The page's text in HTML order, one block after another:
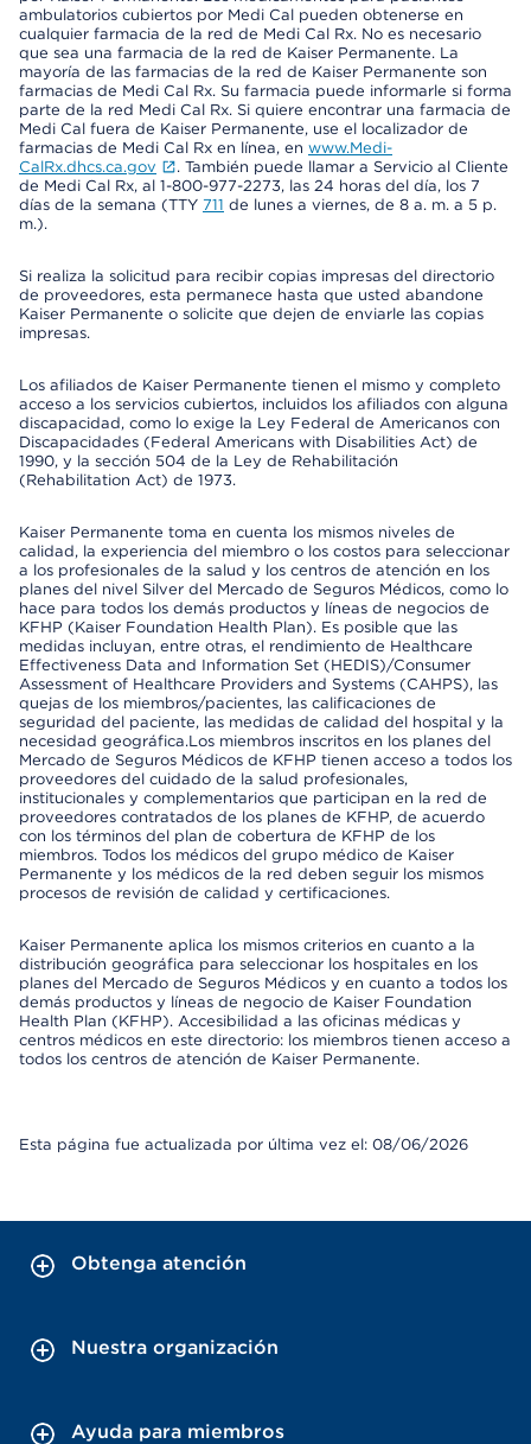
ambulatorios cubiertos por Medi Cal pueden obtenerse en
cualquier farmacia de la red de Medi Cal Rx. No es necesario
que sea una farmacia de la red de Kaiser Permanente. La
mayoría de las farmacias de la red de Kaiser Permanente son
farmacias de Medi Cal Rx. Su farmacia puede informarle si forma
parte de la red Medi Cal Rx. Si quiere encontrar una farmacia de
Medi Cal fuera de Kaiser Permanente, use el localizador de
farmacias de Medi Cal Rx en línea, en www.Medi-
CalRx.dhcs.ca.gov
. También puede llamar a Servicio al Cliente
de Medi Cal Rx, al 1-800-977-2273, las 24 horas del día, los 7
días de la semana (TTY 711 de lunes a viernes, de 8 a. m. a 5 p.
m.).
Si realiza la solicitud para recibir copias impresas del directorio
de proveedores, esta permanece hasta que usted abandone
Kaiser Permanente o solicite que dejen de enviarle las copias
impresas.
Los afiliados de Kaiser Permanente tienen el mismo y completo
acceso a los servicios cubiertos, incluidos los afiliados con alguna
discapacidad, como lo exige la Ley Federal de Americanos con
Discapacidades (Federal Americans with Disabilities Act) de
1990, y la sección 504 de la Ley de Rehabilitación
(Rehabilitation Act) de 1973.
Kaiser Permanente toma en cuenta los mismos niveles de
calidad, la experiencia del miembro o los costos para seleccionar
a los profesionales de la salud y los centros de atención en los
planes del nivel Silver del Mercado de Seguros Médicos, como lo
hace para todos los demás productos y líneas de negocios de
KFHP (Kaiser Foundation Health Plan). Es posible que las
medidas incluyan, entre otras, el rendimiento de Healthcare
Effectiveness Data and Information Set (HEDIS)/Consumer
Assessment of Healthcare Providers and Systems (CAHPS), las
quejas de los miembros/pacientes, las calificaciones de
seguridad del paciente, las medidas de calidad del hospital y la
necesidad geográfica.Los miembros inscritos en los planes del
Mercado de Seguros Médicos de KFHP tienen acceso a todos los
proveedores del cuidado de la salud profesionales,
institucionales y complementarios que participan en la red de
proveedores contratados de los planes de KFHP, de acuerdo
con los términos del plan de cobertura de KFHP de los
miembros. Todos los médicos del grupo médico de Kaiser
Permanente y los médicos de la red deben seguir los mismos
procesos de revisión de calidad y certificaciones.
Kaiser Permanente aplica los mismos criterios en cuanto a la
distribución geográfica para seleccionar los hospitales en los
planes del Mercado de Seguros Médicos y en cuanto a todos los
demás productos y líneas de negocio de Kaiser Foundation
Health Plan (KFHP). Accesibilidad a las oficinas médicas y
centros médicos en este directorio: los miembros tienen acceso a
todos los centros de atención de Kaiser Permanente.
Esta página fue actualizada por última vez el: 08/06/2026
Obtenga atención
Nuestra organización
Ayuda para miembros